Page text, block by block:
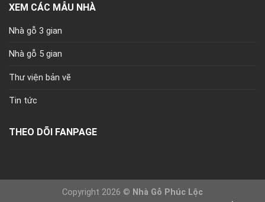
XEM CÁC MẪU NHÀ
Nhà gỗ 3 gian
Nhà gỗ 5 gian
Thư viện bản vẽ
Tin tức
THEO DÕI FANPAGE
Copyright 2026 © Nhà Gỗ Phúc Lộc